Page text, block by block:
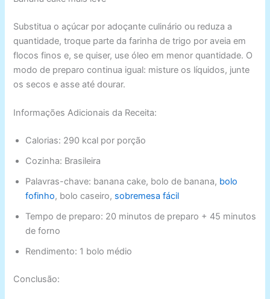
Substitua o açúcar por adoçante culinário ou reduza a
quantidade, troque parte da farinha de trigo por aveia em
flocos finos e, se quiser, use óleo em menor quantidade. O
modo de preparo continua igual: misture os líquidos, junte
os secos e asse até dourar.
Informações Adicionais da Receita:
Calorias: 290 kcal por porção
Cozinha: Brasileira
Palavras-chave: banana cake, bolo de banana, bolo
fofinho, bolo caseiro, sobremesa fácil
Tempo de preparo: 20 minutos de preparo + 45 minutos
de forno
Rendimento: 1 bolo médio
Conclusão: